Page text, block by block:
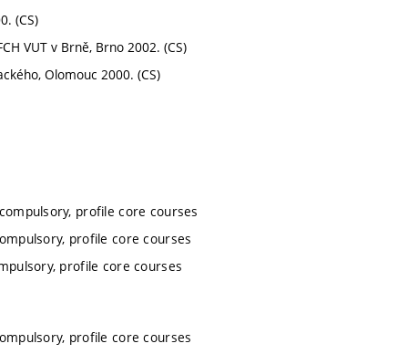
(CS)
VUT v Brně, Brno 2002. (CS)
Olomouc 2000. (CS)
profile core courses
profile core courses
profile core courses
profile core courses